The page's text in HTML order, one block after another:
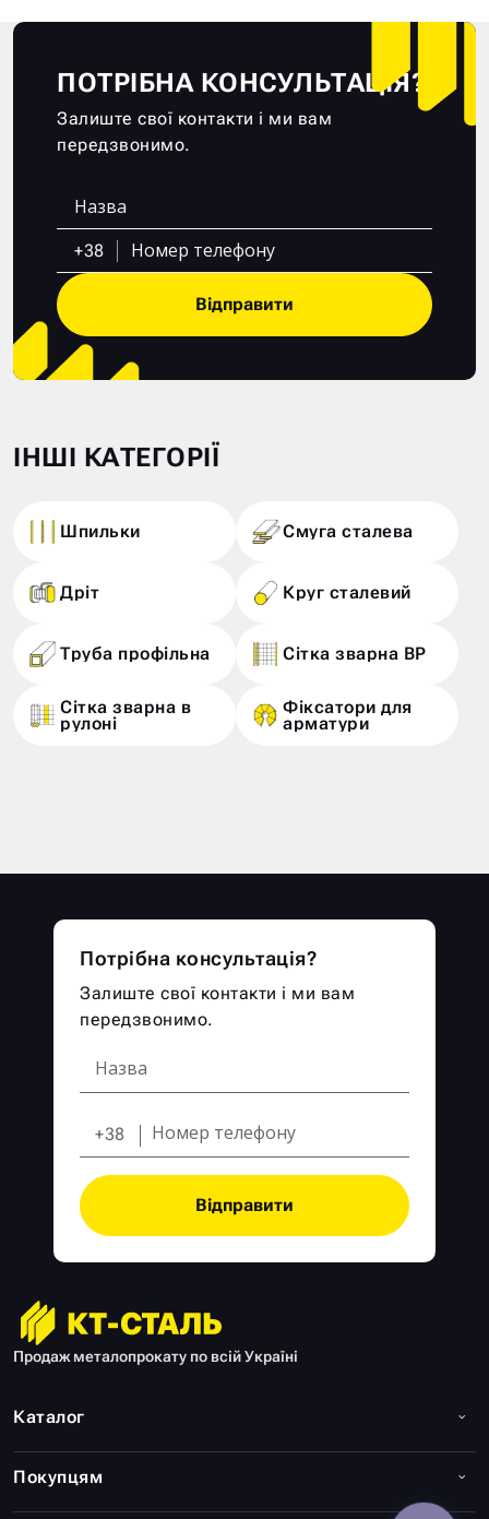
ПОТРІБНА КОНСУЛЬТАЦІЯ?
Залиште свої контакти і ми вам
передзвонимо.
+38
Відправити
ІНШІ КАТЕГОРІЇ
Шпильки Смуга сталева
Дріт Круг сталевий
Труба профільна Сітка зварна ВР
Сітка зварна в
рулоні
Фіксатори для
арматури
Продаж металопрокату по всій Україні
Каталог
Покупцям
Потрібна консультація?
Залиште свої контакти і ми вам
передзвонимо.
+38
Відправити